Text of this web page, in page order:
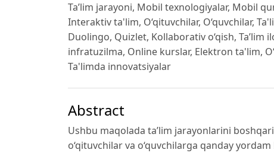
Ta’lim jarayoni, Mobil texnologiyalar, Mobil
Interaktiv ta'lim, O‘qituvchilar, O‘quvchilar,
Duolingo, Quizlet, Kollaborativ o‘qish,
infratuzilma, Online kurslar, Elektron ta'lim,
Ta'limda innovatsiyalar
Abstract
Ushbu maqolada ta’lim jarayonlarini
o‘qituvchilar va o‘quvchilarga qanday